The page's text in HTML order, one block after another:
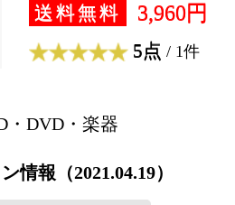
送料無料 3,960円
5点 / 1件
・DVD・楽器
情報（2021.04.19）